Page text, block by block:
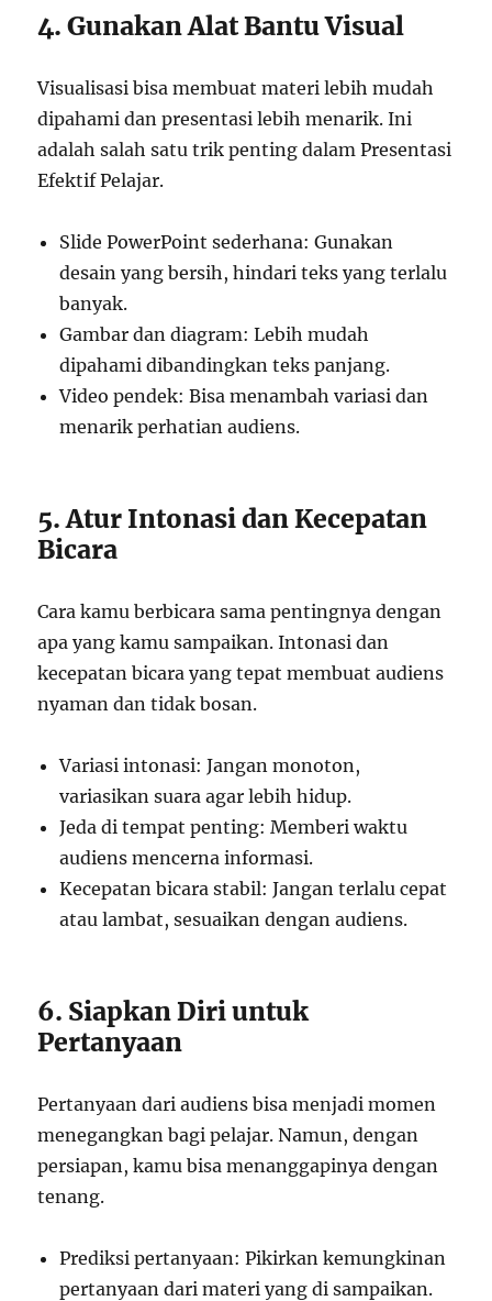
4. Gunakan Alat Bantu Visual
Visualisasi bisa membuat materi lebih mudah
dipahami dan presentasi lebih menarik. Ini
adalah salah satu trik penting dalam Presentasi
Efektif Pelajar.
Slide PowerPoint sederhana: Gunakan
desain yang bersih, hindari teks yang terlalu
banyak.
Gambar dan diagram: Lebih mudah
dipahami dibandingkan teks panjang.
Video pendek: Bisa menambah variasi dan
menarik perhatian audiens.
5. Atur Intonasi dan Kecepatan
Bicara
Cara kamu berbicara sama pentingnya dengan
apa yang kamu sampaikan. Intonasi dan
kecepatan bicara yang tepat membuat audiens
nyaman dan tidak bosan.
Variasi intonasi: Jangan monoton,
variasikan suara agar lebih hidup.
Jeda di tempat penting: Memberi waktu
audiens mencerna informasi.
Kecepatan bicara stabil: Jangan terlalu cepat
atau lambat, sesuaikan dengan audiens.
6. Siapkan Diri untuk
Pertanyaan
Pertanyaan dari audiens bisa menjadi momen
menegangkan bagi pelajar. Namun, dengan
persiapan, kamu bisa menanggapinya dengan
tenang.
Prediksi pertanyaan: Pikirkan kemungkinan
pertanyaan dari materi yang di sampaikan.